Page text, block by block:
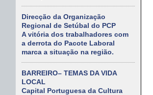
Direcção da Organização
Regional de Setúbal do PCP
A vitória dos trabalhadores com
a derrota do Pacote Laboral
marca a situação na região.
BARREIRO– TEMAS DA VIDA
LOCAL
Capital Portuguesa da Cultura